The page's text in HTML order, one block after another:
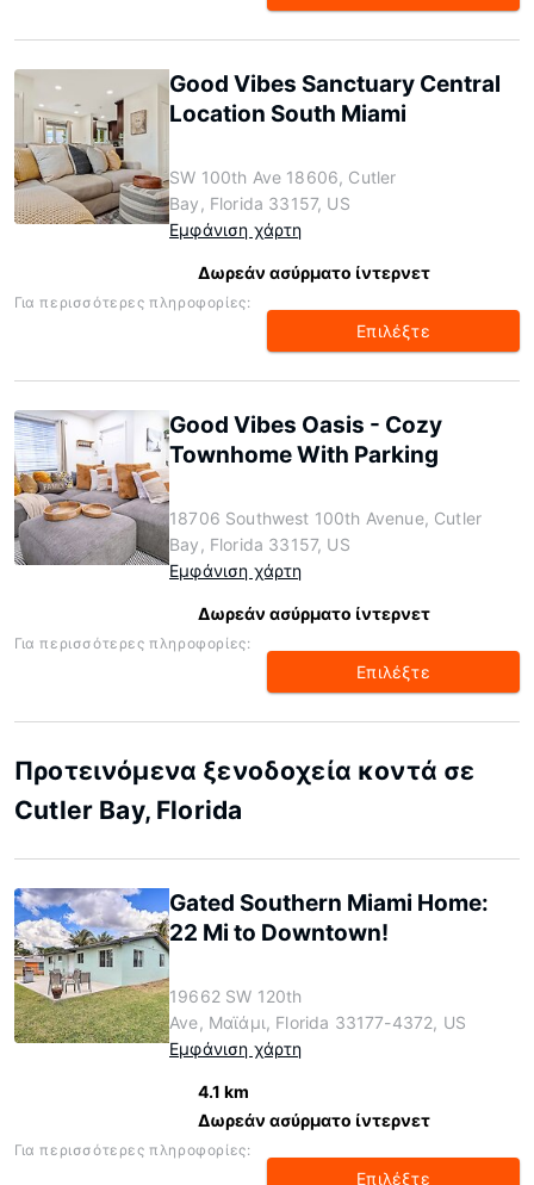
Good Vibes Sanctuary Central
Location South Miami
SW 100th Ave 18606, Cutler
Bay, Florida 33157, US
Εμφάνιση χάρτη
Δωρεάν ασύρματο ίντερνετ
Για περισσότερες πληροφορίες:
Επιλέξτε
Good Vibes Oasis - Cozy
Townhome With Parking
18706 Southwest 100th Avenue, Cutler
Bay, Florida 33157, US
Εμφάνιση χάρτη
Δωρεάν ασύρματο ίντερνετ
Για περισσότερες πληροφορίες:
Επιλέξτε
Προτεινόμενα ξενοδοχεία κοντά σε
Cutler Bay, Florida
Gated Southern Miami Home:
22 Mi to Downtown!
19662 SW 120th
Ave, Μαϊάμι, Florida 33177-4372, US
Εμφάνιση χάρτη
4.1 km
Δωρεάν ασύρματο ίντερνετ
Για περισσότερες πληροφορίες:
Επιλέξτε